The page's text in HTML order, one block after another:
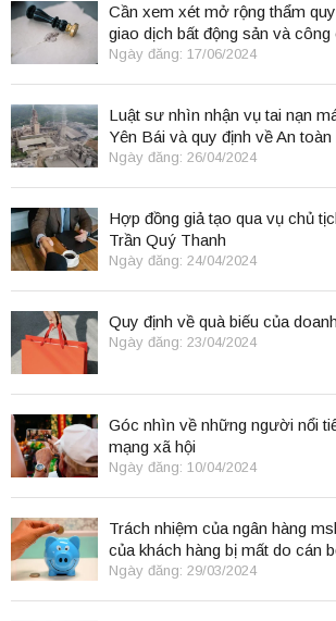
Cần xem xét mở rộng thẩm
giao dịch bất động sản và
điện tử.
Ngày đăng: 17/06/2024
Luật sư nhìn nhận vụ tai nạn
Yên Bái và quy định về An toàn
Ngày đăng: 26/04/2024
Hợp đồng giả tạo qua vụ chủ
Trần Quý Thanh
Ngày đăng: 24/04/2024
Quy định về quà biếu của
Ngày đăng: 23/04/2024
Góc nhìn về những người nổi
mạng xã hội
Ngày đăng: 10/04/2024
Trách nhiệm của ngân hàng
của khách hàng bị mất do cán
Ngày đăng: 29/03/2024